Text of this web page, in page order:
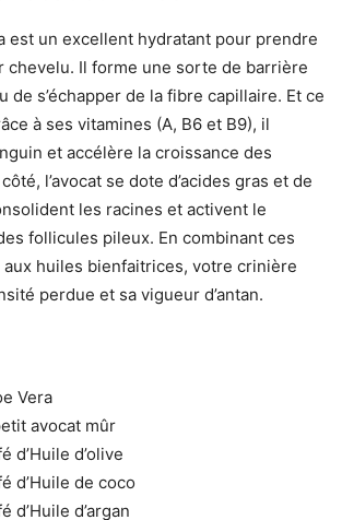
est un excellent hydratant pour prendre
chevelu. Il forme une sorte de barrière
de s’échapper de la fibre capillaire. Et ce
à ses vitamines (A, B6 et B9), il
et accélère la croissance des
l’avocat se dote d’acides gras et de
les racines et activent le
follicules pileux. En combinant ces
huiles bienfaitrices, votre crinière
perdue et sa vigueur d’antan.
Vera
avocat mûr
d’Huile d’olive
d’Huile de coco
d’Huile d’argan